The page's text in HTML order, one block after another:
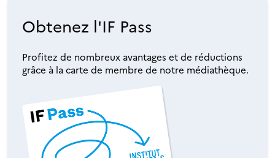
Obtenez l'IF Pass
Profitez de nombreux avantages et de réductions
grâce à la carte de membre de notre médiathèque.